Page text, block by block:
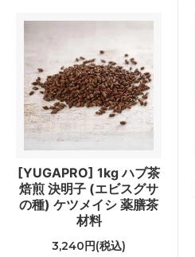
[YUGAPRO] 1kg ハブ茶
焙煎 決明子 (エビスグサ
の種) ケツメイシ 薬膳茶
材料
3,240円(税込)